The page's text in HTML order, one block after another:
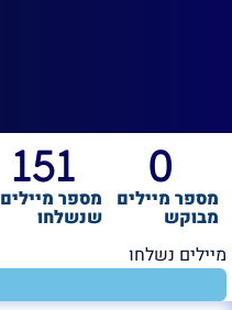
מספר מיילים
מבוקש
0
מספר מיילים
שנשלחו
151
מיילים נשלחו